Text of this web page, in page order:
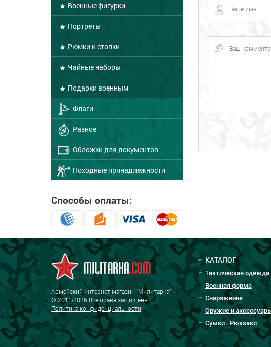
Военные фигурки
Портреты
Рюмки и стопки
Чайные наборы
Подарки военным
Флаги
Разное
Обложки для документов
Походные принадлежности
Способы оплаты:
КАТАЛОГ
Тактическая
Военная форма
Снаряжение
Оружие и
Сумки - Рюкзаки
Армейский интернет-магазин "Милитарка"
© 2011-2026 Все права защищены
Политика конфиденциальности